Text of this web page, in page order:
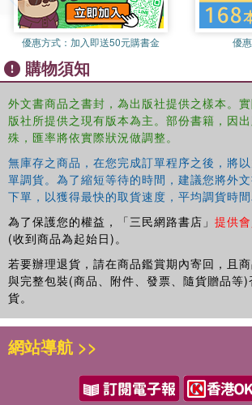
exciting way of exploring the world, and gives
and pedal to a new place.
優惠方式： 加入即送50元購書金 優
購物須知
外文書商品之書封，為出版社提供之樣本。
版社所提供之現有版本為主。部份書籍，因
殊，匯率將依實際狀況做調整。
無庫存之商品，在您完成訂單程序之後，將
單調貨。為了縮短等待的時間，建議您將外
下單，以獲得最快的取貨速度，平均調貨時間
為了保護您的權益，「三民網路書店」 提供
(收到商品為起始日)。
若要辦理退貨，請在商品鑑賞期內寄回，且
與完整包裝(商品、附件、發票、隨貨贈品等)
貨。
網站導航 >>